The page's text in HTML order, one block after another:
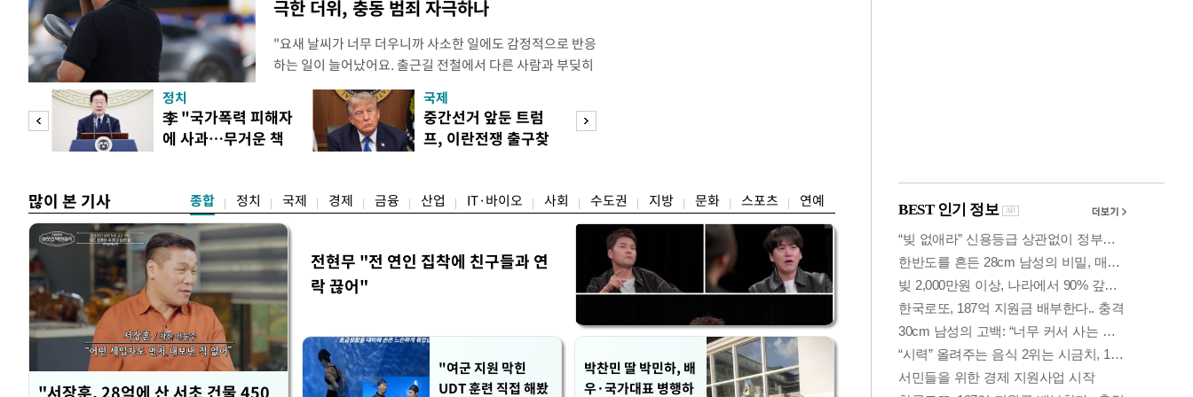
극한 더위, 충동 범죄 자극하나
"요새 날씨가 너무 더우니까 사소한 일에도 감정적으로 반응
하는 일이 늘어났어요. 출근길 전철에서 다른 사람과 부딪히
거나, 누가 길을 막고 서 있으면 짜증이 확 올라오더라고요."
(40대 직장인 A씨) 유례없는 폭염이 이어지면서 사소한 자극
에도 쉽게 짜증을 내거나 감정적으로 반응하는 사람이 늘고
있다. 높은 기온과 습도가 불쾌감과 공격성을 높이는 데다
정치
李 "국가폭력 피해자
에 사과…무거운 책
국제
중간선거 앞둔 트럼
프, 이란전쟁 출구찾
많이 본 기사 종합 정치 국제 경제 금융 산업 IT·바이오 사회 수도권 지방 문화 스포츠 연예
"서장훈, 28억에 산 서초 건물 450
전현무 "전 연인 집착에 친구들과 연
락 끊어"
"여군 지원 막힌
UDT 훈련 직접 해봤
박찬민 딸 박민하, 배
우·국가대표 병행하